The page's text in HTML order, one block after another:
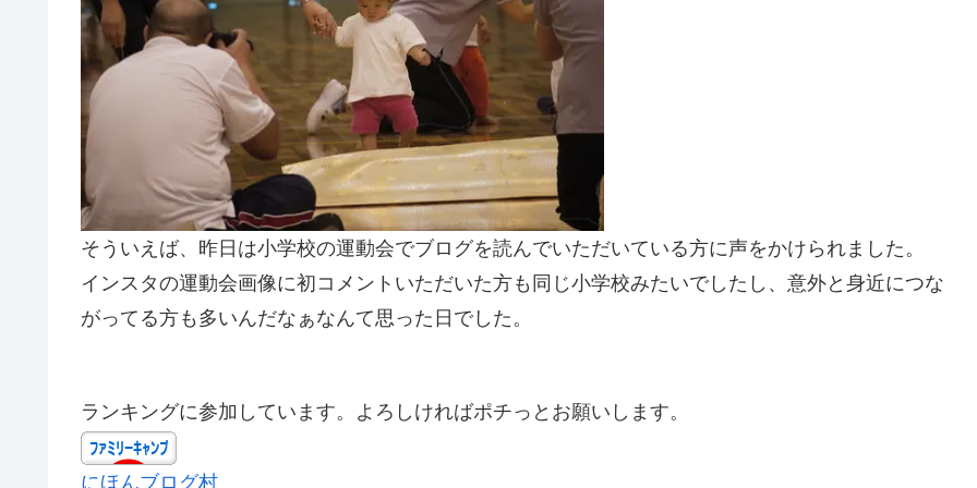
そういえば、昨日は小学校の運動会でブログを読んでいただいている方に声をかけられました。
インスタの運動会画像に初コメントいただいた方も同じ小学校みたいでしたし、意外と身近につな
がってる方も多いんだなぁなんて思った日でした。
ランキングに参加しています。よろしければポチっとお願いします。
にほんブログ村